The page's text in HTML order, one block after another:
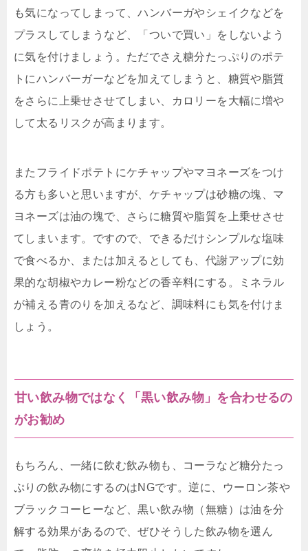
も気になってしまって、ハンバーガやシェイクなどを
プラスしてしまうなど、「ついで買い」をしないよう
に気を付けましょう。ただでさえ糖分たっぷりのポテ
トにハンバーガーなどを加えてしまうと、糖質や脂質
をさらに上乗せさせてしまい、カロリーを大幅に増や
して太るリスクが高まります。
またフライドポテトにケチャップやマヨネーズをつけ
る方も多いと思いますが、ケチャップは砂糖の塊、マ
ヨネーズは油の塊で、さらに糖質や脂質を上乗せさせ
てしまいます。ですので、できるだけシンプルな塩味
で食べるか、または加えるとしても、代謝アップに効
果的な胡椒やカレー粉などの香辛料にする。ミネラル
が補える青のりを加えるなど、調味料にも気を付けま
しょう。
甘い飲み物ではなく「黒い飲み物」を合わせるの
がお勧め
もちろん、一緒に飲む飲み物も、コーラなど糖分たっ
ぷりの飲み物にするのはNGです。逆に、ウーロン茶や
ブラックコーヒーなど、黒い飲み物（無糖）は油を分
解する効果があるので、ぜひそうした飲み物を選ん